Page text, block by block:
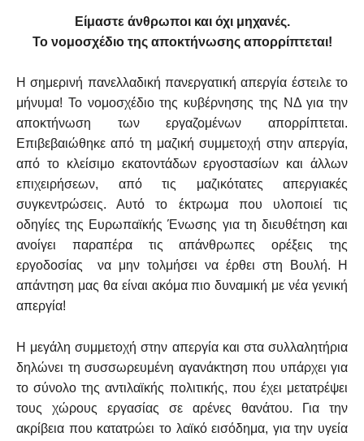
Είμαστε άνθρωποι και όχι μηχανές.
Το νομοσχέδιο της αποκτήνωσης απορρίπτεται!
Η σημερινή πανελλαδική πανεργατική απεργία έστειλε το
μήνυμα! Το νομοσχέδιο της κυβέρνησης της ΝΔ για την
αποκτήνωση των εργαζομένων απορρίπτεται.
Επιβεβαιώθηκε από τη μαζική συμμετοχή στην απεργία,
από το κλείσιμο εκατοντάδων εργοστασίων και άλλων
επιχειρήσεων, από τις μαζικότατες απεργιακές
συγκεντρώσεις. Αυτό το έκτρωμα που υλοποιεί τις
οδηγίες της Ευρωπαϊκής Ένωσης για τη διευθέτηση και
ανοίγει παραπέρα τις απάνθρωπες ορέξεις της
εργοδοσίας να μην τολμήσει να έρθει στη Βουλή. Η
απάντηση μας θα είναι ακόμα πιο δυναμική με νέα γενική
απεργία!
Η μεγάλη συμμετοχή στην απεργία και στα συλλαλητήρια
δηλώνει τη συσσωρευμένη αγανάκτηση που υπάρχει για
το σύνολο της αντιλαϊκής πολιτικής, που έχει μετατρέψει
τους χώρους εργασίας σε αρένες θανάτου. Για την
ακρίβεια που κατατρώει το λαϊκό εισόδημα, για την υγεία